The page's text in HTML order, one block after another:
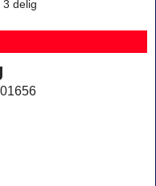
3 delig